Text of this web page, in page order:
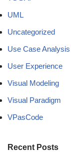
UML
Uncategorized
Use Case Analysis
User Experience
Visual Modeling
Visual Paradigm
VPasCode
Recent Posts